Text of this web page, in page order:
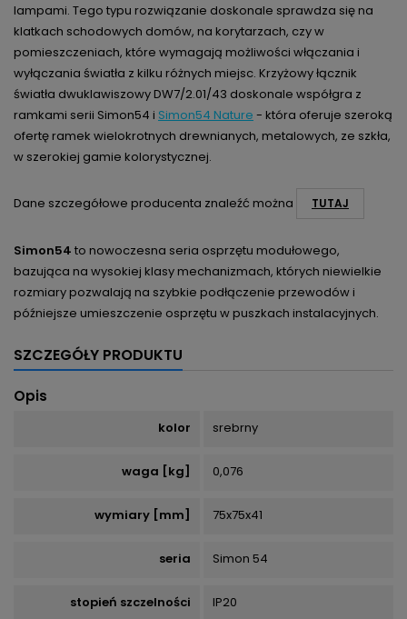
lampami. Tego typu rozwiązanie doskonale sprawdza się na
klatkach schodowych domów, na korytarzach, czy w
pomieszczeniach, które wymagają możliwości włączania i
wyłączania światła z kilku różnych miejsc. Krzyżowy łącznik
światła dwuklawiszowy DW7/2.01/43 doskonale współgra z
ramkami serii Simon54 i Simon54 Nature - która oferuje szeroką
ofertę ramek wielokrotnych drewnianych, metalowych, ze szkła,
w szerokiej gamie kolorystycznej.
Dane szczegółowe producenta znaleźć można TUTAJ
Simon54 to nowoczesna seria osprzętu modułowego,
bazująca na wysokiej klasy mechanizmach, których niewielkie
rozmiary pozwalają na szybkie podłączenie przewodów i
późniejsze umieszczenie osprzętu w puszkach instalacyjnych.
SZCZEGÓŁY PRODUKTU
Opis
kolor srebrny
waga [kg] 0,076
wymiary [mm] 75x75x41
seria Simon 54
stopień szczelności IP20